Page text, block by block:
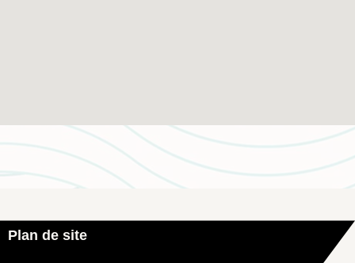
Plan de site